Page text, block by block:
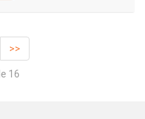
>>
16